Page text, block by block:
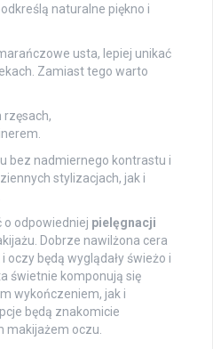
naturalne piękno i
usta, lepiej unikać
Zamiast tego warto
rzęsach,
bez nadmiernego kontrastu i
stylizacjach, jak i
o odpowiedniej pielęgnacji
Dobrze nawilżona cera
oczy będą wyglądały świeżo i
świetnie komponują się
wykończeniem, jak i
będą znakomicie
makijażem oczu.